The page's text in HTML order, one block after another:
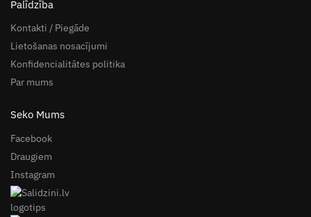
Palīdzība
Kontakti / Piegāde
Lietošanas nosacījumi
Konfidencialitātes politika
Par mums
Seko Mums
Facebook
Draugiem
Instagram